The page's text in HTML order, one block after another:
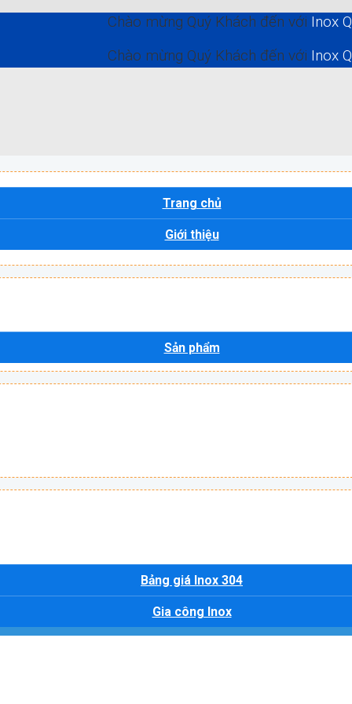
Chào mừng Quý Khách đến vớiInox Quốc
Chào mừng Quý Khách đến vớiInox Quốc
Trang chủ
Giới thiệu
Sản phẩm
Bảng giá Inox 304
Gia công Inox